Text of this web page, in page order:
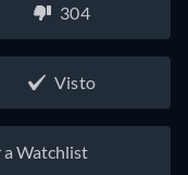
304
Visto
Watchlist